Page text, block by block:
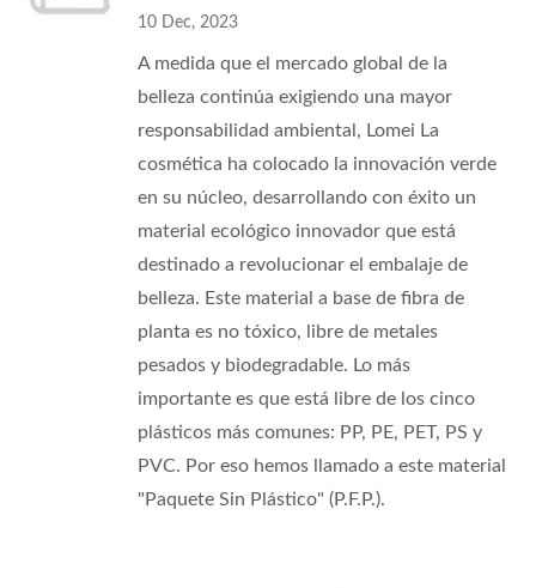
10 Dec, 2023
A medida que el mercado global de la
belleza continúa exigiendo una mayor
responsabilidad ambiental, Lomei La
cosmética ha colocado la innovación verde
en su núcleo, desarrollando con éxito un
material ecológico innovador que está
destinado a revolucionar el embalaje de
belleza. Este material a base de fibra de
planta es no tóxico, libre de metales
pesados y biodegradable. Lo más
importante es que está libre de los cinco
plásticos más comunes: PP, PE, PET, PS y
PVC. Por eso hemos llamado a este material
"Paquete Sin Plástico" (P.F.P.).